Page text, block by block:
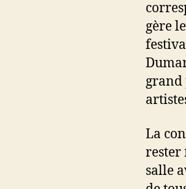
gère
grand
La
rester
salle